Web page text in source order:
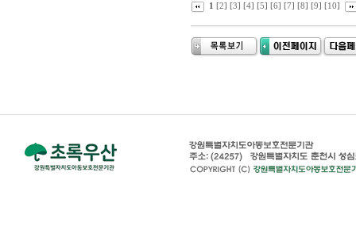
1 [2] [3] [4] [5] [6] [7] [8] [9] [10]